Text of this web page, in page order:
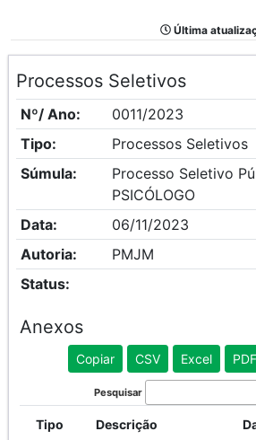
Última
Processos Seletivos
Nº/ Ano:
0011/2023
Tipo:
Processos Seletivos
Súmula:
Processo Seletivo
PSICÓLOGO
Data:
06/11/2023
Autoria:
PMJM
Status:
Anexos
Copiar CSV Excel PDF
Pesquisar
Tipo Descrição